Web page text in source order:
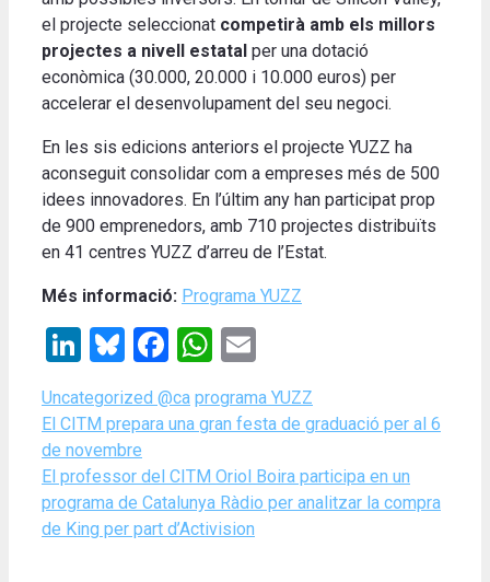
el projecte seleccionat competirà amb els millors
projectes a nivell estatal per una dotació
econòmica (30.000, 20.000 i 10.000 euros) per
accelerar el desenvolupament del seu negoci.
En les sis edicions anteriors el projecte YUZZ ha
aconseguit consolidar com a empreses més de 500
idees innovadores. En l’últim any han participat prop
de 900 emprenedors, amb 710 projectes distribuïts
en 41 centres YUZZ d’arreu de l’Estat.
Més informació: Programa YUZZ
LinkedIn
Bluesky
Facebook
WhatsApp
Categories
Uncategorized @ca Tags
programa YUZZ
El CITM prepara una gran festa de graduació per al 6
de novembre
El professor del CITM Oriol Boira participa en un
programa de Catalunya Ràdio per analitzar la compra
de King per part d’Activision